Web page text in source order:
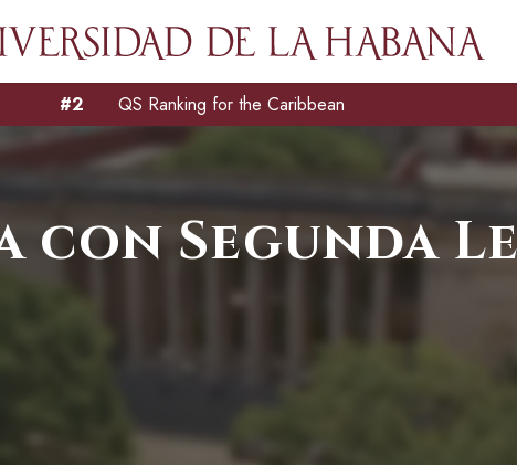
QS Ranking for the Caribbean
#2
con Segunda